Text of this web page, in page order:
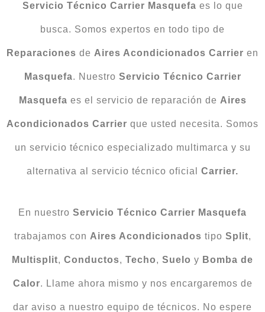
Servicio Técnico Carrier Masquefa es lo que
busca. Somos expertos en todo tipo de
Reparaciones de Aires Acondicionados Carrier en
Masquefa. Nuestro Servicio Técnico Carrier
Masquefa es el servicio de reparación de Aires
Acondicionados Carrier que usted necesita. Somos
un servicio técnico especializado multimarca y su
alternativa al servicio técnico oficial Carrier.
En nuestro Servicio Técnico Carrier Masquefa
trabajamos con Aires Acondicionados tipo Split,
Multisplit, Conductos, Techo, Suelo y Bomba de
Calor. Llame ahora mismo y nos encargaremos de
dar aviso a nuestro equipo de técnicos. No espere